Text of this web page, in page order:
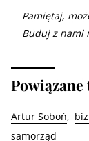
Pamiętaj,
Buduj z nami
Powiązane
Artur Soboń
samorząd